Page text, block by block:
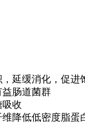
，延缓消化，促进
益肠道菌群
吸收
降低低密度脂蛋